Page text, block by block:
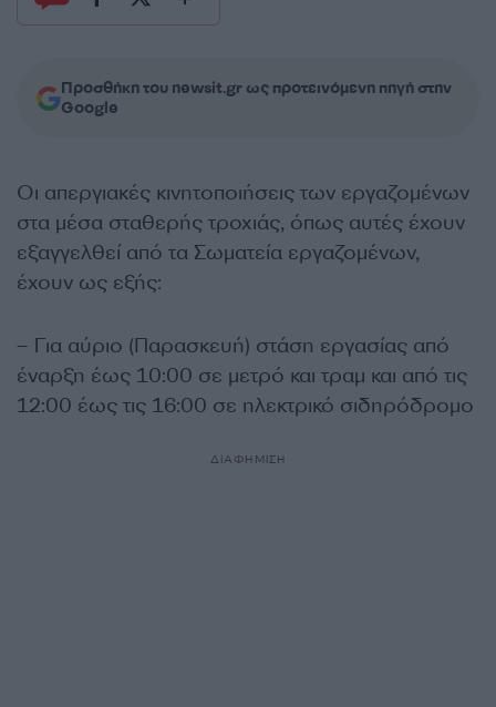
Προσθήκη του newsit.gr ως προτεινόμενη πηγή στην
Google
Οι απεργιακές κινητοποιήσεις των εργαζομένων
στα μέσα σταθερής τροχιάς, όπως αυτές έχουν
εξαγγελθεί από τα Σωματεία εργαζομένων,
έχουν ως εξής:
– Για αύριο (Παρασκευή) στάση εργασίας από
έναρξη έως 10:00 σε μετρό και τραμ και από τις
12:00 έως τις 16:00 σε ηλεκτρικό σιδηρόδρομο
ΔΙΑΦΗΜΙΣΗ